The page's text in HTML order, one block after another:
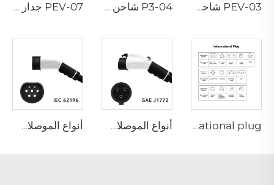
PEV-03 شاحن AC EV WALLBOX P3-04 شاحن محمول لسيارات EV PEV-07 جدار شحن سيارات كهربائية بالتيار المتردد
international plug - المقبس الدولي أنواع الموصلات - SAE أنواع الموصلات - EN